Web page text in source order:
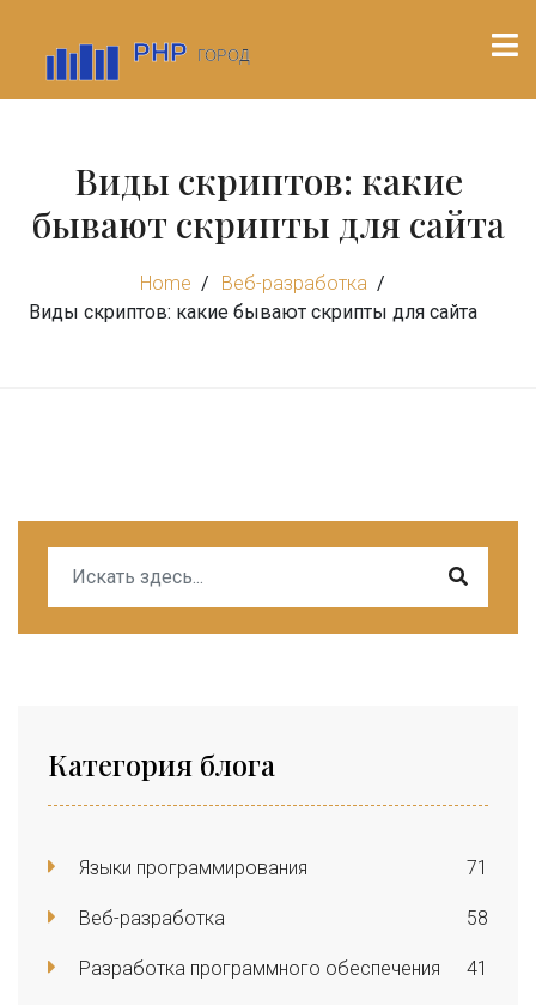
Виды скриптов: какие
бывают скрипты для сайта
Home
Веб-разработка
Виды скриптов: какие бывают скрипты для сайта
Категория блога
Языки программирования 71
Веб-разработка 58
Разработка программного обеспечения 41